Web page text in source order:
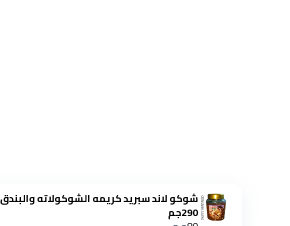
شوكو لاند سبريد كريمه الشوكولاته والبندق
290جم